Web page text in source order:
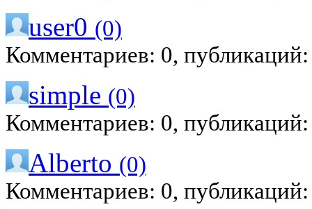
user0 (0)
Комментариев: 0,
simple (0)
Комментариев: 0,
Alberto (0)
Комментариев: 0,